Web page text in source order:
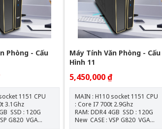
Phòng - Cấu
1151 CPU
3.1Ghz
Máy Tính Văn Phòng - Cấu
Hình 11
5,450,000 ₫
MAIN : H110 socket 1151 CPU
: Core I7 700t 2.9Ghz
RAM: DDR4 4GB SSD : 120G
New CASE : VSP G820 VGA